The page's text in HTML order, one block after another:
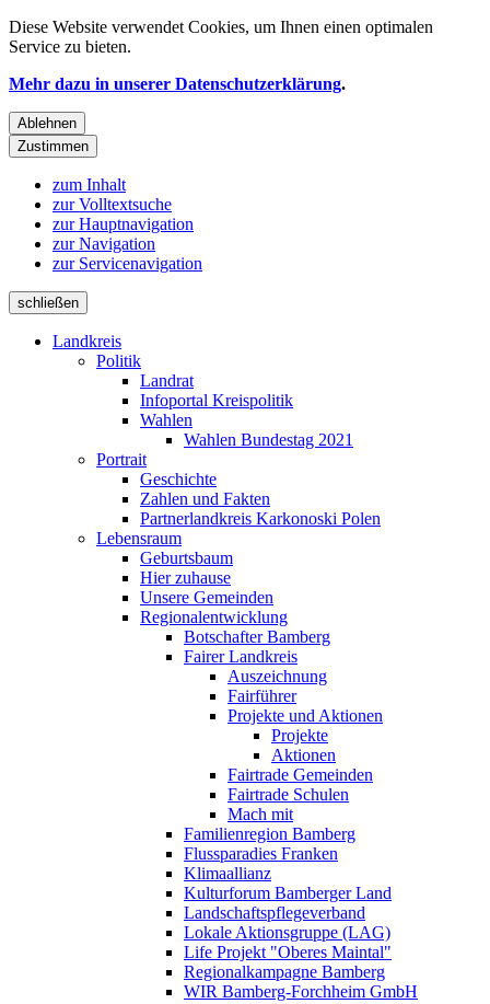
Diese Website verwendet Cookies, um Ihnen einen optimalen
Service zu bieten.
Mehr dazu in unserer Datenschutzerklärung.
Ablehnen
Zustimmen
zum Inhalt
zur Volltextsuche
zur Hauptnavigation
zur Navigation
zur Servicenavigation
schließen
Landkreis
Politik
Landrat
Infoportal Kreispolitik
Wahlen
Wahlen Bundestag 2021
Portrait
Geschichte
Zahlen und Fakten
Partnerlandkreis Karkonoski Polen
Lebensraum
Geburtsbaum
Hier zuhause
Unsere Gemeinden
Regionalentwicklung
Botschafter Bamberg
Fairer Landkreis
Auszeichnung
Fairführer
Projekte und Aktionen
Projekte
Aktionen
Fairtrade Gemeinden
Fairtrade Schulen
Mach mit
Familienregion Bamberg
Flussparadies Franken
Klimaallianz
Kulturforum Bamberger Land
Landschaftspflegeverband
Lokale Aktionsgruppe (LAG)
Life Projekt "Oberes Maintal"
Regionalkampagne Bamberg
WIR Bamberg-Forchheim GmbH